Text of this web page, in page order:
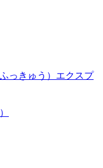
っきゅう）エクスプ